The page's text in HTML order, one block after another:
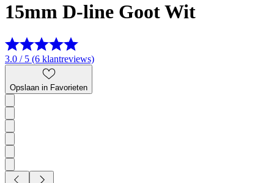
15mm D-line Goot Wit
3.0 / 5 (6 klantreviews)
Opslaan in Favorieten